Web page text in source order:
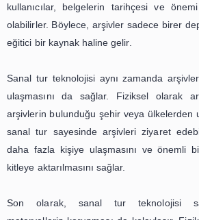
aynı zamanda
alanında da nasıl
veya tarihi yerlerde
kullanılabileceğini ve
sayede daha
yaşayabileceklerini
popülerlik kazanmıştır. Sanal